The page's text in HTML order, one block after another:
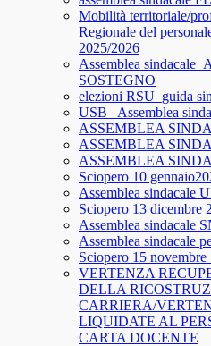
Mobilità territoriale/
Regionale del
2025/2026
Assemblea
SOSTEGNO
elezioni RSU_guida
USB_ Assemblea
ASSEMBLEA
ASSEMBLEA
ASSEMBLEA
Sciopero 10
Assemblea sindacale
Sciopero 13 dicembre
Assemblea sindacale
Assemblea sindacale
Sciopero 15
VERTENZA
DELLA
CARRIERA/
LIQUIDATE AL
CARTA DOCENTE